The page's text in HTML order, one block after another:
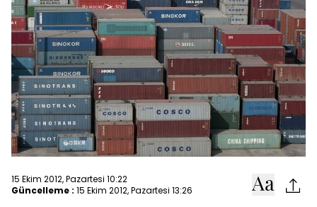
15 Ekim 2012, Pazartesi 10:22
Güncelleme : 15 Ekim 2012, Pazartesi 13:26